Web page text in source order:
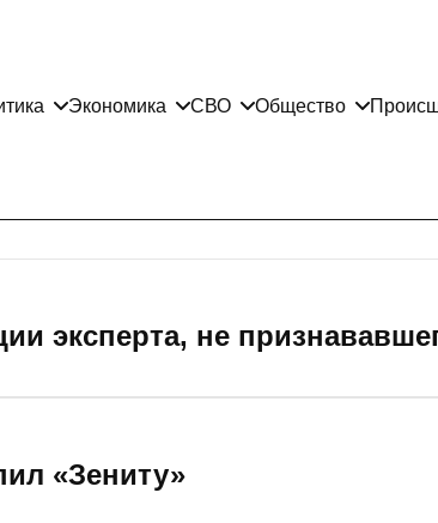
Экономика СВО Общество
эксперта, не
«Зениту»